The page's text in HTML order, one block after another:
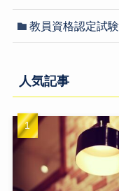
教員資格認定試験
人気記事